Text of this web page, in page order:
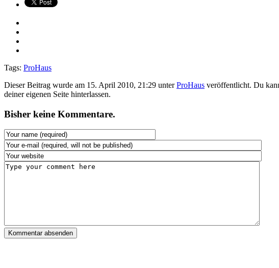
Tags: ProHaus
Dieser Beitrag wurde am 15. April 2010, 21:29 unterProHaus veröffentlicht. Du
deiner eigenen Seite hinterlassen.
Bisher keine Kommentare.